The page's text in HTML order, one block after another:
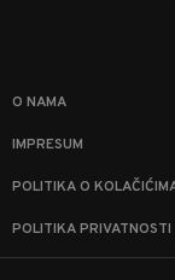
O NAMA
IMPRESUM
POLITIKA O
POLITIKA PRIVATNOSTI